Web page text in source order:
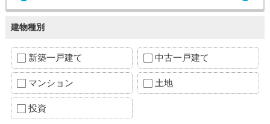
建物種別
新築一戸建て 中古一戸建て
マンション 土地
投資